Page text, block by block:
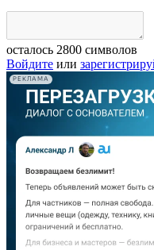
осталось 2800 символов
Войдите или
РЕКЛАМА